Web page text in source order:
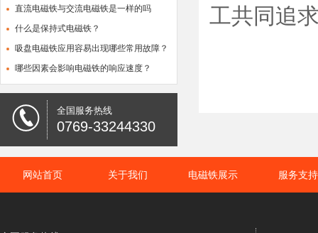
直流电磁铁与交流电磁铁是一样的吗
什么是保持式电磁铁？
吸盘电磁铁应用容易出现哪些常用故障？
哪些因素会影响电磁铁的响应速度？
全国服务热线
0769-33244330
工共同追
网站首页 关于我们 电磁铁展示 服务支持